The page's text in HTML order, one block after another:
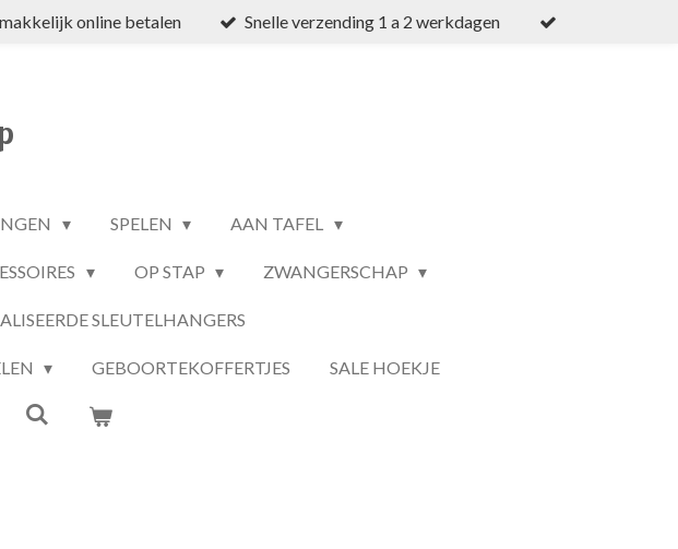
online betalen Snelle verzending 1 a 2 werkdagen
SPELEN AAN TAFEL
OP STAP ZWANGERSCHAP
SLEUTELHANGERS
GEBOORTEKOFFERTJES SALE HOEKJE